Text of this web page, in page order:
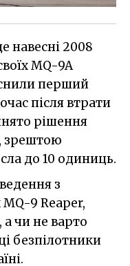
навесні 2008
MQ-9A
перший
після втрати
рішення
зрештою
до 10 одиниць.
з
MQ-9 Reaper,
чи не варто
безпілотники